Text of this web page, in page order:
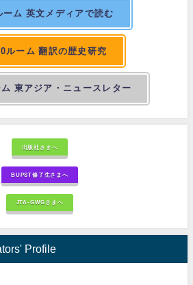
ーム 英文メディアで読む
ルーム 翻訳の歴史研究
東アジア・ニュースレター
出版社さまへ
BUPST修了生さまへ
JTA-GWGさまへ
Profile